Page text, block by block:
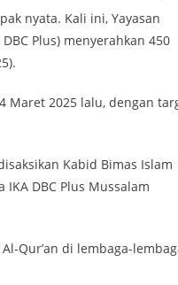
nyata. Kali ini, Yayasan
Plus) menyerahkan 450
Maret 2025 lalu, dengan
Kabid Bimas Islam
DBC Plus Mussalam
Qur’an di lembaga-